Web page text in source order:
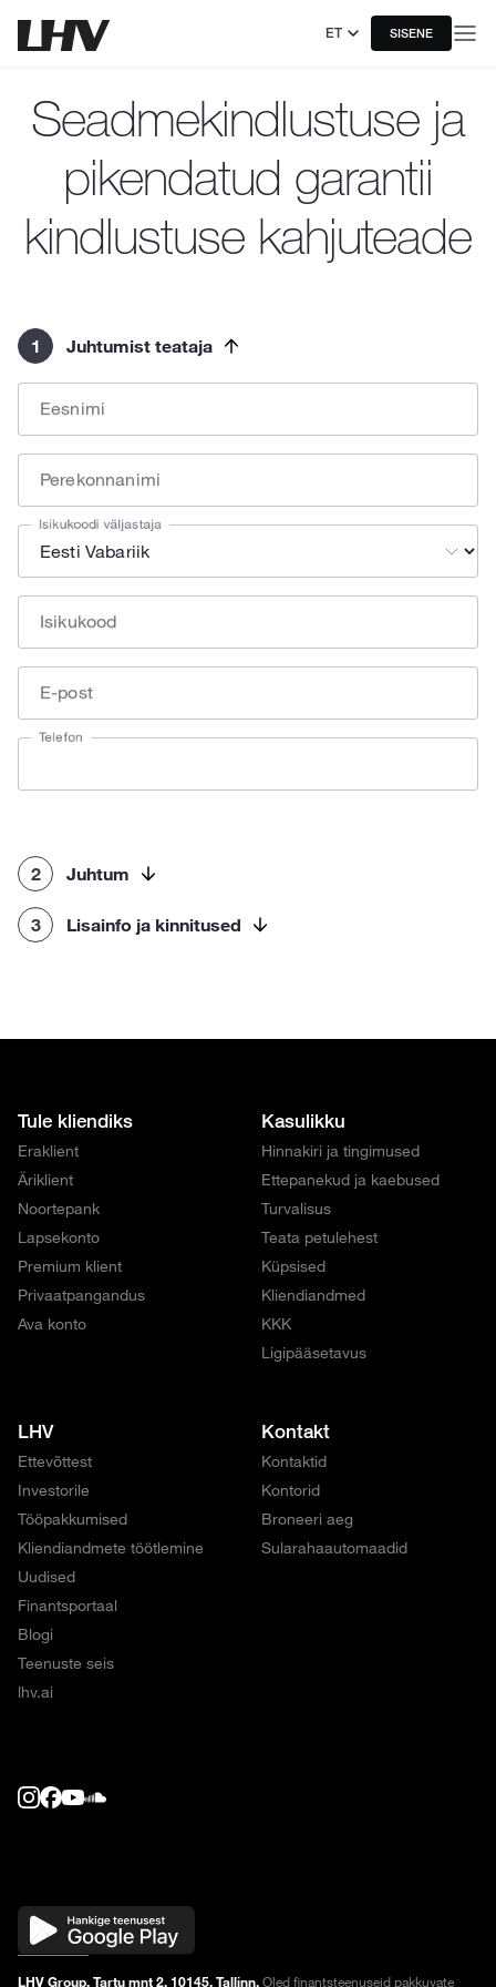
ET SISENE
Seadmekindlustuse ja
pikendatud garantii
kindlustuse kahjuteade
Juhtumist teataja
1
Eesnimi
Perekonnanimi
Isikukoodi väljastaja
Isikukood
E-post
Telefon
Juhtum
2
Lisainfo ja kinnitused
3
Tule kliendiks
Eraklient
Äriklient
Noortepank
Lapsekonto
Premium klient
Privaatpangandus
Ava konto
Kasulikku
Hinnakiri ja tingimused
Ettepanekud ja kaebused
Turvalisus
Teata petulehest
Küpsised
Kliendiandmed
KKK
Ligipääsetavus
LHV
Ettevõttest
Investorile
Tööpakkumised
Kliendiandmete töötlemine
Uudised
Finantsportaal
Blogi
Teenuste seis
lhv.ai
Kontakt
Kontaktid
Kontorid
Broneeri aeg
Sularahaautomaadid
LHV Group, Tartu mnt 2, 10145, Tallinn.Oled finantsteenuseid pakkuvate